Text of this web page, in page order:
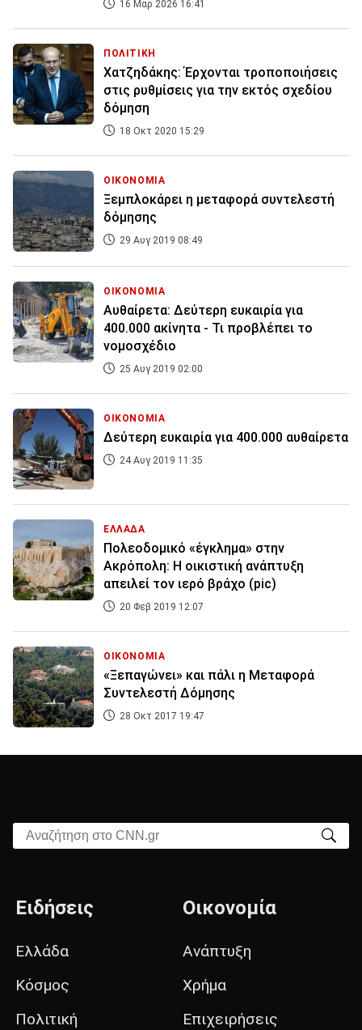
16 Μαρ 2026 16:41
ΠΟΛΙΤΙΚΗ
Χατζηδάκης: Έρχονται τροποποιήσεις
στις ρυθμίσεις για την εκτός σχεδίου
δόμηση
18 Οκτ 2020 15:29
ΟΙΚΟΝΟΜΙΑ
Ξεμπλοκάρει η μεταφορά συντελεστή
δόμησης
29 Αυγ 2019 08:49
ΟΙΚΟΝΟΜΙΑ
Αυθαίρετα: Δεύτερη ευκαιρία για
400.000 ακίνητα - Τι προβλέπει το
νομοσχέδιο
25 Αυγ 2019 02:00
ΟΙΚΟΝΟΜΙΑ
Δεύτερη ευκαιρία για 400.000 αυθαίρετα
24 Αυγ 2019 11:35
ΕΛΛΑΔΑ
Πολεοδομικό «έγκλημα» στην
Ακρόπολη: Η οικιστική ανάπτυξη
απειλεί τον ιερό βράχο (pic)
20 Φεβ 2019 12:07
ΟΙΚΟΝΟΜΙΑ
«Ξεπαγώνει» και πάλι η Μεταφορά
Συντελεστή Δόμησης
28 Οκτ 2017 19:47
Αναζήτηση στο CNN.gr
Ειδήσεις
Ελλάδα
Κόσμος
Πολιτική
Οικονομία
Ανάπτυξη
Χρήμα
Επιχειρήσεις